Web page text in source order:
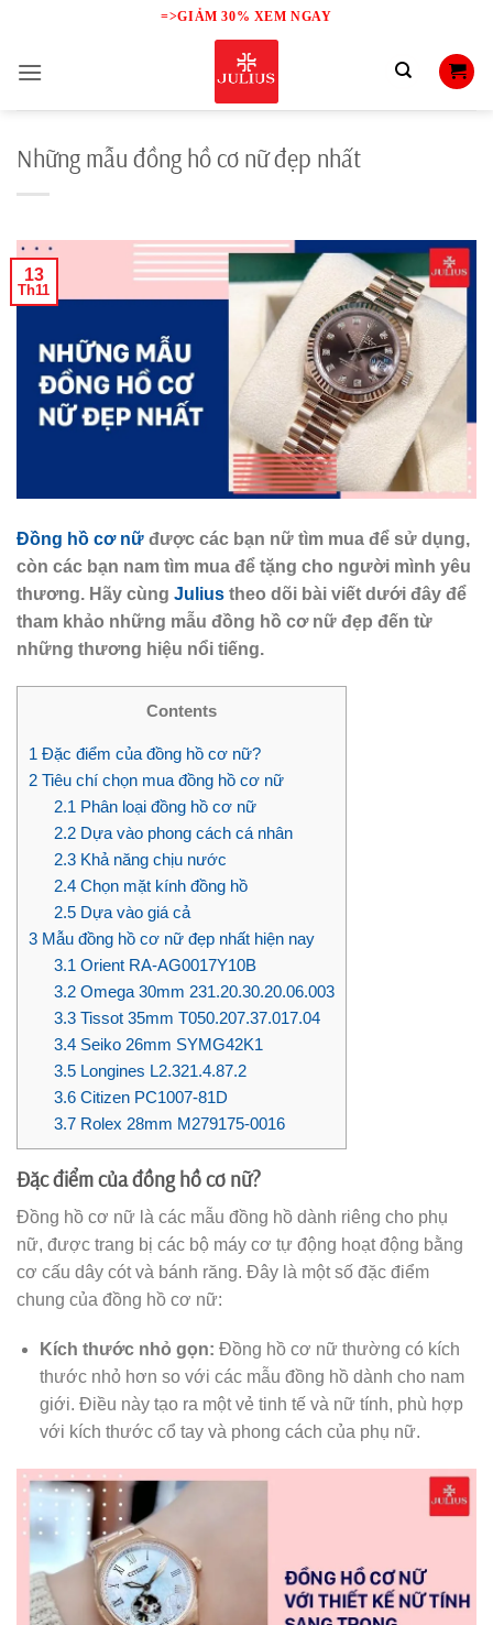
content
=>GIẢM 30% XEM NGAY
Những mẫu đồng hồ cơ nữ đẹp nhất
13
Th11
Đồng hồ cơ nữ được các bạn nữ tìm mua để sử dụng,
còn các bạn nam tìm mua để tặng cho người mình yêu
thương. Hãy cùng Julius theo dõi bài viết dưới đây để
tham khảo những mẫu đồng hồ cơ nữ đẹp đến từ
những thương hiệu nổi tiếng.
Contents
1 Đặc điểm của đồng hồ cơ nữ?
2 Tiêu chí chọn mua đồng hồ cơ nữ
2.1 Phân loại đồng hồ cơ nữ
2.2Dựa vào phong cách cá nhân
2.3Khả năng chịu nước
2.4Chọn mặt kính đồng hồ
2.5Dựa vào giá cả
3 Mẫu đồng hồ cơ nữ đẹp nhất hiện nay
3.1 Orient RA-AG0017Y10B
3.2Omega 30mm 231.20.30.20.06.003
3.3Tissot 35mm T050.207.37.017.04
3.4Seiko 26mm SYMG42K1
3.5Longines L2.321.4.87.2
3.6Citizen PC1007-81D
3.7Rolex 28mm M279175-0016
Đặc điểm của đồng hồ cơ nữ?
Đồng hồ cơ nữ là các mẫu đồng hồ dành riêng cho phụ
nữ, được trang bị các bộ máy cơ tự động hoạt động bằng
cơ cấu dây cót và bánh răng. Đây là một số đặc điểm
chung của đồng hồ cơ nữ:
Kích thước nhỏ gọn: Đồng hồ cơ nữ thường có kích
thước nhỏ hơn so với các mẫu đồng hồ dành cho nam
giới. Điều này tạo ra một vẻ tinh tế và nữ tính, phù hợp
với kích thước cổ tay và phong cách của phụ nữ.